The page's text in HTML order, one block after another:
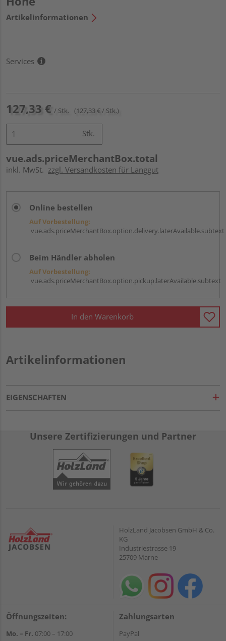
Artikelinformationen
Services
127,33 € / Stk. (127,33 € / Stk.)
Stk.
vue.ads.priceMerchantBox.total
inkl. MwSt. zzgl. Versandkosten für Langgut
Online bestellen
Auf Vorbestellung:
vue.ads.priceMerchantBox.option.delivery.laterAvailable.subtext
Beim Händler abholen
Auf Vorbestellung:
vue.ads.priceMerchantBox.option.pickup.laterAvailable.subtext
In den Warenkorb
Artikelinformationen
EIGENSCHAFTEN
Unsere Zertifizierungen und Partner
HolzLand Jacobsen GmbH & Co.
KG
Industriestrasse 19
25709 Marne
Öffnungszeiten:
Mo. – Fr. 07:00 – 17:00
Zahlungsarten
PayPal